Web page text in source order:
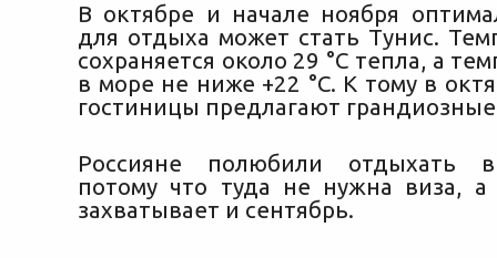
В октябре и начале ноября
для отдыха может стать Тунис.
сохраняется около 29 °С тепла, а
в море не ниже +22 °С. К тому в
гостиницы предлагают
Россияне полюбили отдыхать
потому что туда не нужна виза, а
захватывает и сентябрь.